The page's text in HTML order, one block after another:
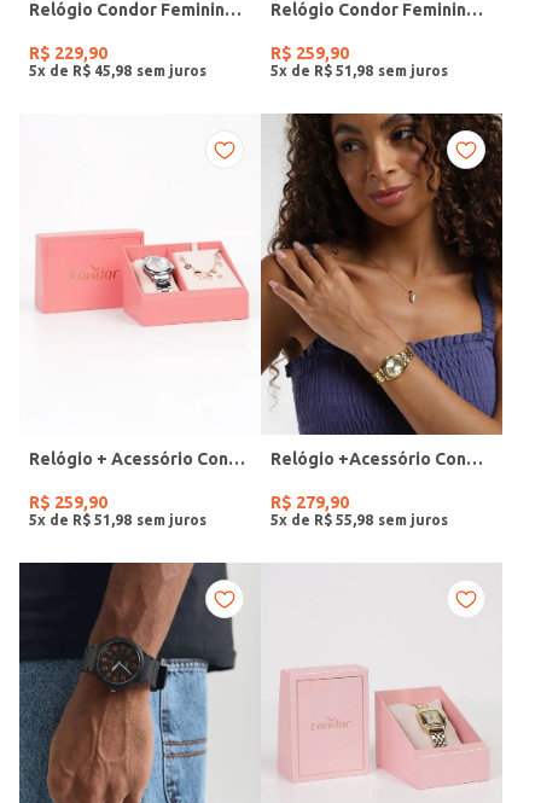
Relógio Condor Feminino PRATA
R$ 229,90
5x de R$ 45 98
Relógio Condor Feminino DOURADO
R$ 259,90
5x de R$ 51 98
Relógio + Acessório Condor Feminino PRATA
R$ 259,90
5x de R$ 51 98
Relógio +Acessório Condor Feminino DOURADO
R$ 279,90
5x de R$ 55 98